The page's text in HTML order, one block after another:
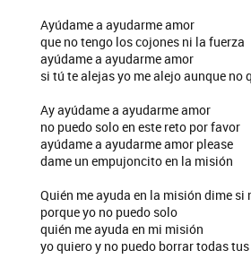
Ayúdame a ayudarme amor
que no tengo los cojones ni la fuerza
ayúdame a ayudarme amor
si tú te alejas yo me alejo aunque no
Ay ayúdame a ayudarme amor
no puedo solo en este reto por favor
ayúdame a ayudarme amor please
dame un empujoncito en la misión
Quién me ayuda en la misión dime si
porque yo no puedo solo
quién me ayuda en mi misión
yo quiero y no puedo borrar todas